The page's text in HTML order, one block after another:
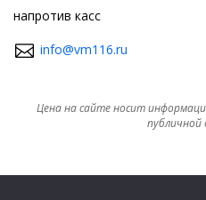
напротив касс
info@vm116.ru
Цена на сайте носит